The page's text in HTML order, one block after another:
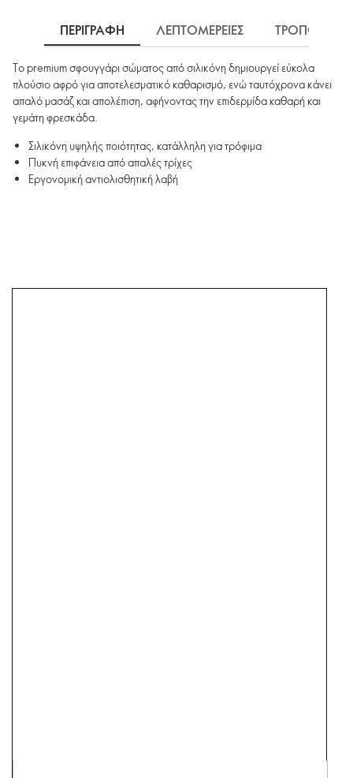
ΠΕΡΙΓΡΑΦΗ ΛΕΠΤΟΜΕΡΕΙΕΣ ΤΡΟΠΟΣ
Το premium σφουγγάρι σώματος από σιλικόνη δημιουργεί εύκολα
πλούσιο αφρό για αποτελεσματικό καθαρισμό, ενώ ταυτόχρονα κάνει
απαλό μασάζ και απολέπιση, αφήνοντας την επιδερμίδα καθαρή και
γεμάτη φρεσκάδα.
Σιλικόνη υψηλής ποιότητας, κατάλληλη για τρόφιμα
Πυκνή επιφάνεια από απαλές τρίχες
Εργονομική αντιολισθητική λαβή